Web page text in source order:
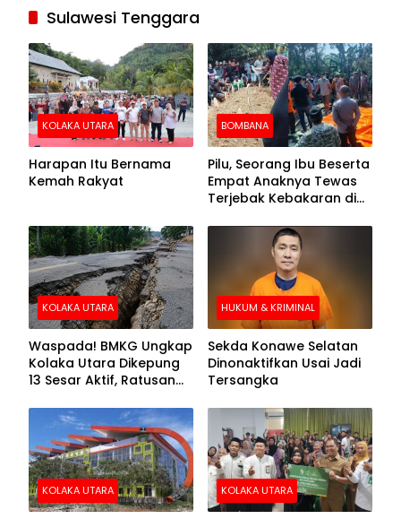
Sulawesi Tenggara
KOLAKA UTARA
Harapan Itu Bernama
Kemah Rakyat
BOMBANA
Pilu, Seorang Ibu Beserta
Empat Anaknya Tewas
Terjebak Kebakaran di
KOLAKA UTARA
Waspada! BMKG Ungkap
Kolaka Utara Dikepung
13 Sesar Aktif, Ratusan
HUKUM & KRIMINAL
Sekda Konawe Selatan
Dinonaktifkan Usai Jadi
Tersangka
KOLAKA UTARA KOLAKA UTARA